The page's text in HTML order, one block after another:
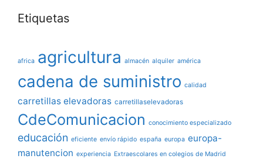
Etiquetas
africa agricultura almacén alquiler américa
cadena de suministro calidad
carretillas elevadoras carretillaselevadoras
CdeComunicacion conocimiento especializado
educación eficiente envío rápido españa europa europa-
manutencion experiencia Extraescolares en colegios de Madrid